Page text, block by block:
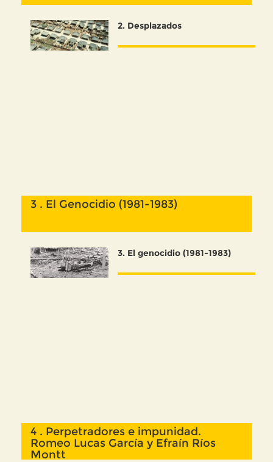
2. Desplazados
3 . El Genocidio (1981-1983)
3. El genocidio (1981-1983)
4 . Perpetradores e impunidad.
Romeo Lucas García y Efraín Ríos
Montt